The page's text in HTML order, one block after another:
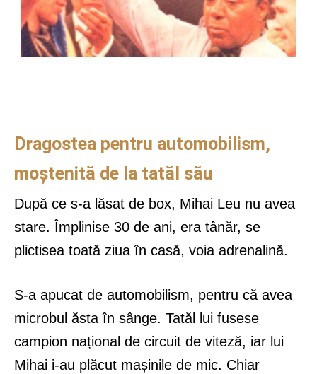
Dragostea pentru automobilism,
moștenită de la tatăl său
După ce s-a lăsat de box, Mihai Leu nu avea
stare. Împlinise 30 de ani, era tânăr, se
plictisea toată ziua în casă, voia adrenalină.
S-a apucat de automobilism, pentru că avea
microbul ăsta în sânge. Tatăl lui fusese
campion național de circuit de viteză, iar lui
Mihai i-au plăcut mașinile de mic. Chiar